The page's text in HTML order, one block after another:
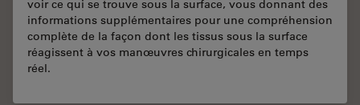
voir ce qui se trouve sous la surface, vous donnant des
informations supplémentaires pour une compréhension
complète de la façon dont les tissus sous la surface
réagissent à vos manœuvres chirurgicales en temps
réel.